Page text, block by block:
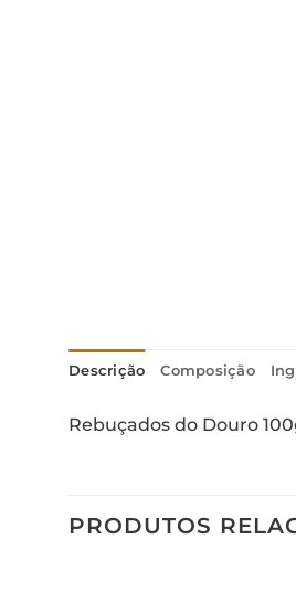
Descrição Composição
Rebuçados do Douro
PRODUTOS